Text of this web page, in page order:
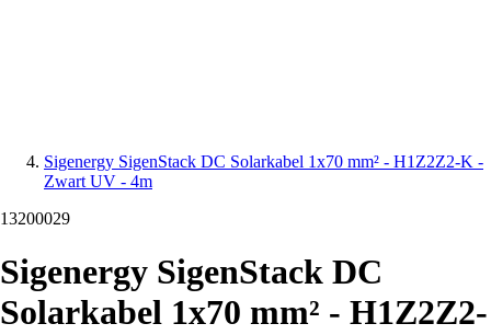
Sigenergy SigenStack DC Solarkabel 1x70 mm² - H1Z2Z2-K -
Zwart UV - 4m
13200029
Sigenergy SigenStack DC
Solarkabel 1x70 mm² - H1Z2Z2-